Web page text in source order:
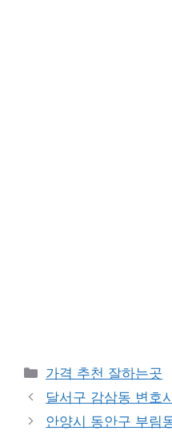
카
테
리
가격 추천 잘하는곳
달서구 감삼동 변호
안양시 동안구 부림